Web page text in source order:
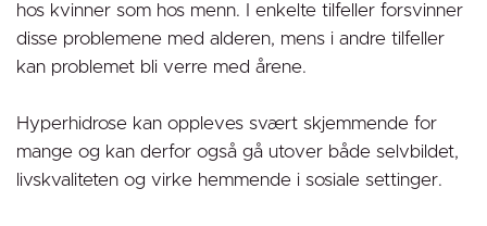
hos kvinner som hos menn. I enkelte tilfeller forsvinner
disse problemene med alderen, mens i andre tilfeller
kan problemet bli verre med årene.
Hyperhidrose kan oppleves svært skjemmende for
mange og kan derfor også gå utover både selvbildet,
livskvaliteten og virke hemmende i sosiale settinger.